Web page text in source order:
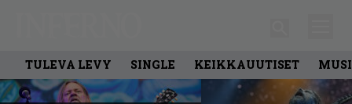
TULEVA LEVY SINGLE KEIKKAUUTISET